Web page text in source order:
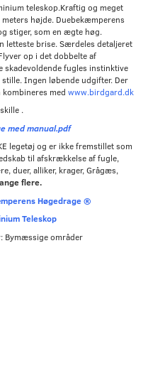
teleskop.Kraftig og meget
højde. Duebekæmperens
stiger, som en ægte høg.
letteste brise. Særdeles detaljeret
op i det dobbelte af
skadevoldende fugles instinktive
Ingen løbende udgifter. Der
med www.birdgard.dk
.
med manual.pdf
legetøj og er ikke fremstillet som
til afskrækkelse af fugle,
duer, alliker, krager, Grågæs,
flere.
Høgedrage ®
Teleskop
Bymæssige områder